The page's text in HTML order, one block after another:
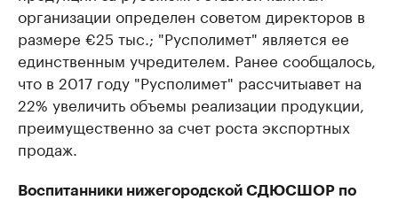
организации определен советом директоров в
размере €25 тыс.; "Русполимет" является ее
единственным учредителем. Ранее сообщалось,
что в 2017 году "Русполимет" рассчитыавет на
22% увеличить объемы реализации продукции,
преимущественно за счет роста экспортных
продаж.
Воспитанники нижегородской СДЮСШОР по